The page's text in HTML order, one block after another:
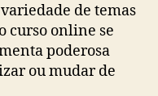
de temas
curso online se
poderosa
ou mudar de